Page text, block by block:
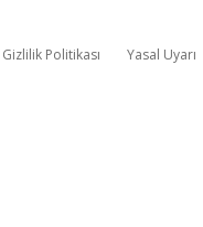
Gizlilik Politikası Yasal Uyarı